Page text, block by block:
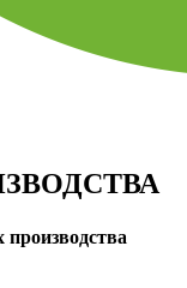
производства